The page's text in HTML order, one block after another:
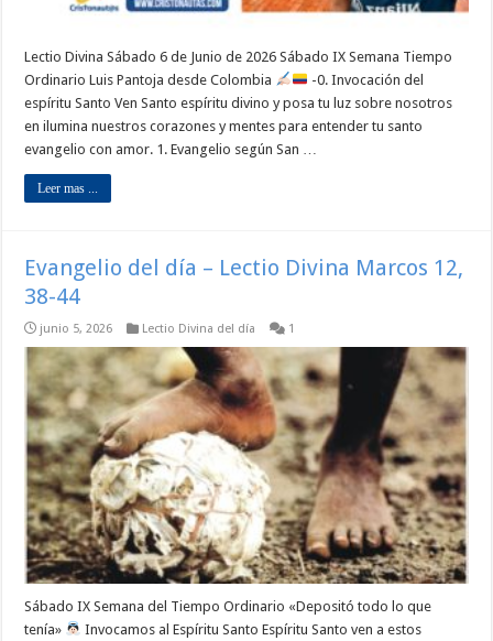
Lectio Divina Sábado 6 de Junio de 2026 Sábado IX Semana Tiempo
Ordinario Luis Pantoja desde Colombia
-0. Invocación del
espíritu Santo Ven Santo espíritu divino y posa tu luz sobre nosotros
en ilumina nuestros corazones y mentes para entender tu santo
evangelio con amor. 1. Evangelio según San …
Leer mas ...
Evangelio del día – Lectio Divina Marcos 12,
38-44
junio 5, 2026 Lectio Divina del día 1
Sábado IX Semana del Tiempo Ordinario «Depositó todo lo que
tenía»
Invocamos al Espíritu Santo Espíritu Santo ven a estos